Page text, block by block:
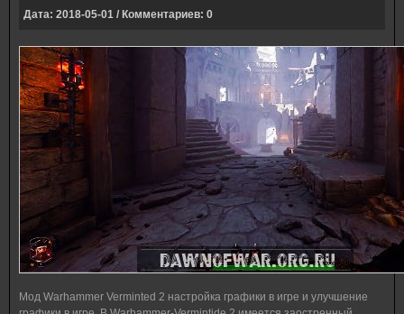
Дата: 2018-05-01 / Комментариев: 0
Мод Warhammer Verminted 2 настройка графики в игре и улучшение